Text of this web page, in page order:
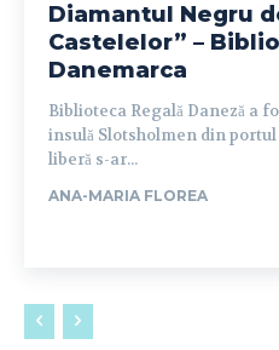
Diamantul Negru
Castelelor” –
Danemarca
Biblioteca Regală Daneză a
insulă Slotsholmen din
liberă s-ar...
ANA-MARIA FLOREA